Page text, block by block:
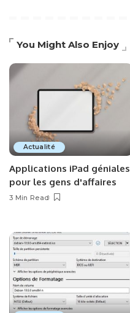
You Might Also Enjoy
Actualité
Applications iPad géniales
pour les gens d'affaires
3 Min Read